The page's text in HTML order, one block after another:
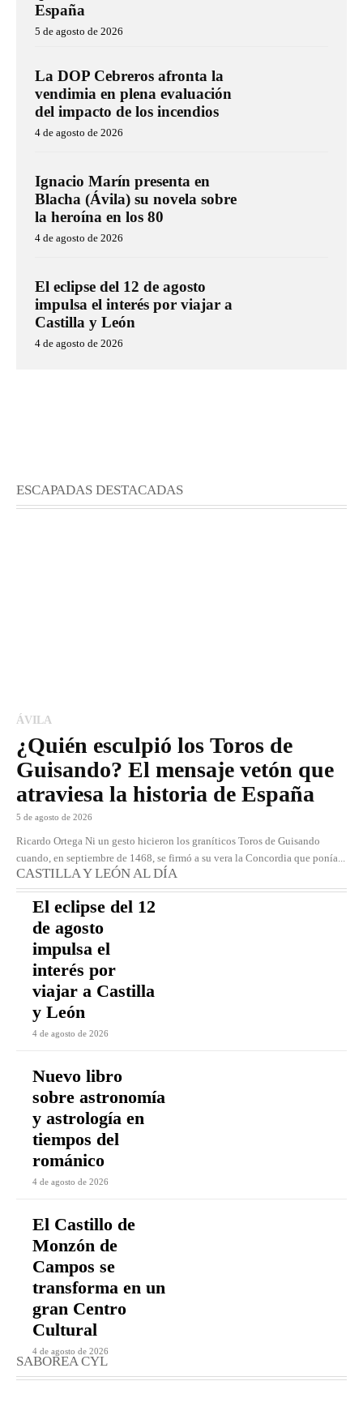
España
5 de agosto de 2026
La DOP Cebreros afronta la
vendimia en plena evaluación
del impacto de los incendios
4 de agosto de 2026
Ignacio Marín presenta en
Blacha (Ávila) su novela sobre
la heroína en los 80
4 de agosto de 2026
El eclipse del 12 de agosto
impulsa el interés por viajar a
Castilla y León
4 de agosto de 2026
ESCAPADAS DESTACADAS
ÁVILA
¿Quién esculpió los Toros de
Guisando? El mensaje vetón que
atraviesa la historia de España
5 de agosto de 2026
Ricardo Ortega Ni un gesto hicieron los graníticos Toros de Guisando
cuando, en septiembre de 1468, se firmó a su vera la Concordia que ponía...
CASTILLA Y LEÓN AL DÍA
El eclipse del 12
de agosto
impulsa el
interés por
viajar a Castilla
y León
4 de agosto de 2026
Nuevo libro
sobre astronomía
y astrología en
tiempos del
románico
4 de agosto de 2026
El Castillo de
Monzón de
Campos se
transforma en un
gran Centro
Cultural
4 de agosto de 2026
SABOREA CYL